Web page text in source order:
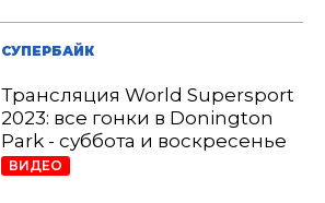
СУПЕРБАЙК
Трансляция World Supersport
2023: все гонки в Donington
Park - суббота и воскресенье
ВИДЕО